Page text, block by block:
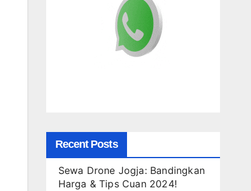
Recent Posts
Sewa Drone Jogja: Bandingkan
Harga & Tips Cuan 2024!